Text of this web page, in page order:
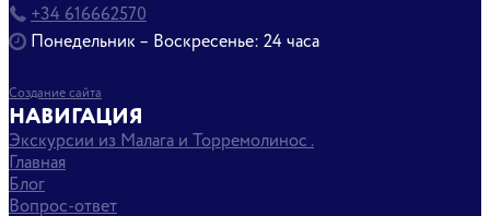
+34 616662570
Понедельник – Воскресенье: 24 часа
Создание сайта
НАВИГАЦИЯ
Экскурсии из Малага и Торремолинос .
Главная
Блог
Вопрос-ответ